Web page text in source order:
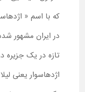
که با اسم «
در ایران مشهور
تازه در یک جزیره
اژدهاسوار یعنی